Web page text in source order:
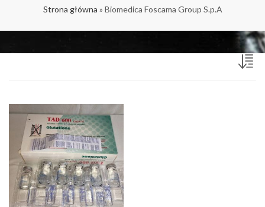
Strona główna » Biomedica Foscama Group S.p.A